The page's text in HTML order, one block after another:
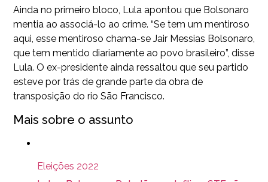
Ainda no primeiro bloco, Lula apontou que Bolsonaro
mentia ao associá-lo ao crime. “Se tem um mentiroso
aqui, esse mentiroso chama-se Jair Messias Bolsonaro,
que tem mentido diariamente ao povo brasileiro”, disse
Lula. O ex-presidente ainda ressaltou que seu partido
esteve por trás de grande parte da obra de
transposição do rio São Francisco.
Mais sobre o assunto
Eleições 2022